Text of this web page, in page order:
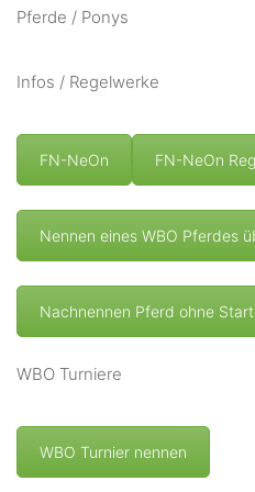
Pferde / Ponys
Infos / Regelwerke
FN-NeOn FN-NeOn
Nennen eines WBO Pferdes
Nachnennen Pferd ohne
WBO Turniere
WBO Turnier nennen